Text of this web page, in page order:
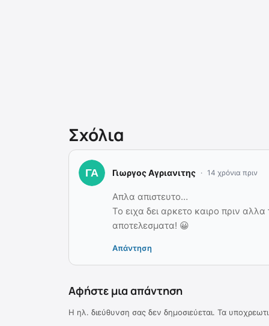
Σχόλια
Γιωργος Αγριανιτης 14 χρόνια πριν
Απλα απιστευτο…
Το ειχα δει αρκετο καιρο πριν
αποτελεσματα! 😀
Απάντηση
Αφήστε μια απάντηση
Η ηλ. διεύθυνση σας δεν δημοσιεύεται. Τα